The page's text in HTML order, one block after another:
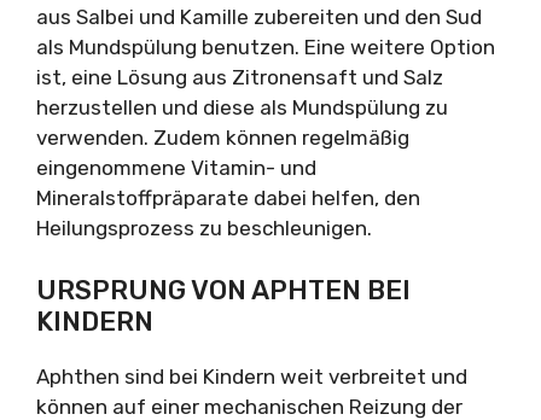
aus Salbei und Kamille zubereiten und den Sud
als Mundspülung benutzen. Eine weitere Option
ist, eine Lösung aus Zitronensaft und Salz
herzustellen und diese als Mundspülung zu
verwenden. Zudem können regelmäßig
eingenommene Vitamin- und
Mineralstoffpräparate dabei helfen, den
Heilungsprozess zu beschleunigen.
URSPRUNG VON APHTEN BEI
KINDERN
Aphthen sind bei Kindern weit verbreitet und
können auf einer mechanischen Reizung der